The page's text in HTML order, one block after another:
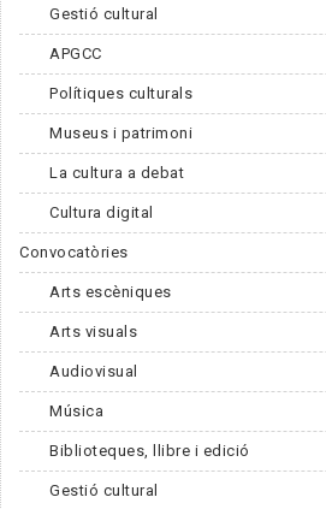
Gestió cultural
APGCC
Polítiques culturals
Museus i patrimoni
La cultura a debat
Cultura digital
Convocatòries
Arts escèniques
Arts visuals
Audiovisual
Música
Biblioteques, llibre i edició
Gestió cultural